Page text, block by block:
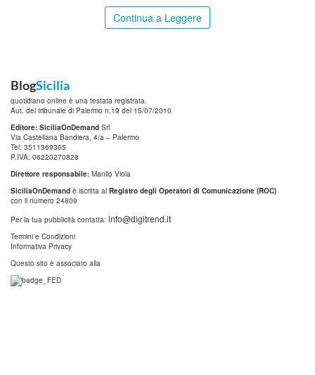
Continua a Leggere
BlogSicilia
quotidiano online è una testata registrata.
Aut. del tribunale di Palermo n.19 del 15/07/2010
Editore: SiciliaOnDemand Srl
Via Castellana Bandiera, 4/a – Palermo
Tel: 3511369305
P.IVA: 06220270828
Direttore responsabile: Manlio Viola
SiciliaOnDemand è iscritta al Registro degli Operatori di Comunicazione (ROC)
con il numero 24809
Per la tua pubblicità contatta: info@digitrend.it
Termini e Condizioni
Informativa Privacy
Questo sito è associato alla